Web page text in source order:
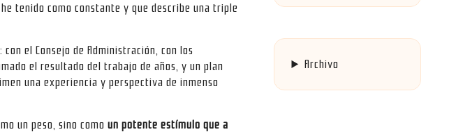
tenido como constante y que describe una triple
el Consejo de Administración, con los
el resultado del trabajo de años, y un plan
una experiencia y perspectiva de inmenso
un peso, sino como un potente estímulo que a
Archivo